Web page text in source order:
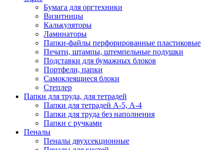
Бумага для оргтехники
Визитницы
Калькуляторы
Ламинаторы
Папки-файлы перфорированные пластиковые
Печати, штампы, штемпельные подушки
Подставки для бумажных блоков
Портфели, папки
Самоклеящиеся блоки
Степлер
Папки для труда, для тетрадей
Папки для тетрадей А-5, А-4
Папки для труда без наполнения
Папки с ручками
Пеналы
Пеналы двухсекционные